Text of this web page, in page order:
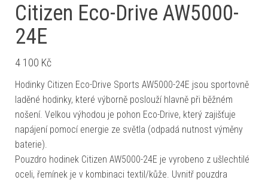
Citizen Eco-Drive AW5000-
24E
4 100 Kč
Hodinky Citizen Eco-Drive Sports AW5000-24E jsou sportovně
laděné hodinky, které výborně poslouží hlavně při běžném
nošení. Velkou výhodou je pohon Eco-Drive, který zajišťuje
napájení pomocí energie ze světla (odpadá nutnost výměny
baterie).
Pouzdro hodinek Citizen AW5000-24E je vyrobeno z ušlechtilé
oceli, řemínek je v kombinaci textil/kůže. Uvnitř pouzdra